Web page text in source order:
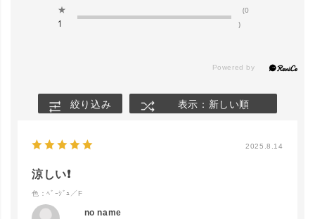
カラー/サイズ
ﾍﾞｰｼﾞｭ／F
★
1
(0
)
絞り込み 表示：新しい順
2025.8.14
涼しい❗️
色：ﾍﾞｰｼﾞｭ／F
no name